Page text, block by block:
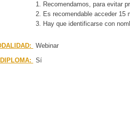
1. Recomendamos, para evitar
2. Es recomendable acceder 15
3. Hay que identificarse con
Webinar
Sí